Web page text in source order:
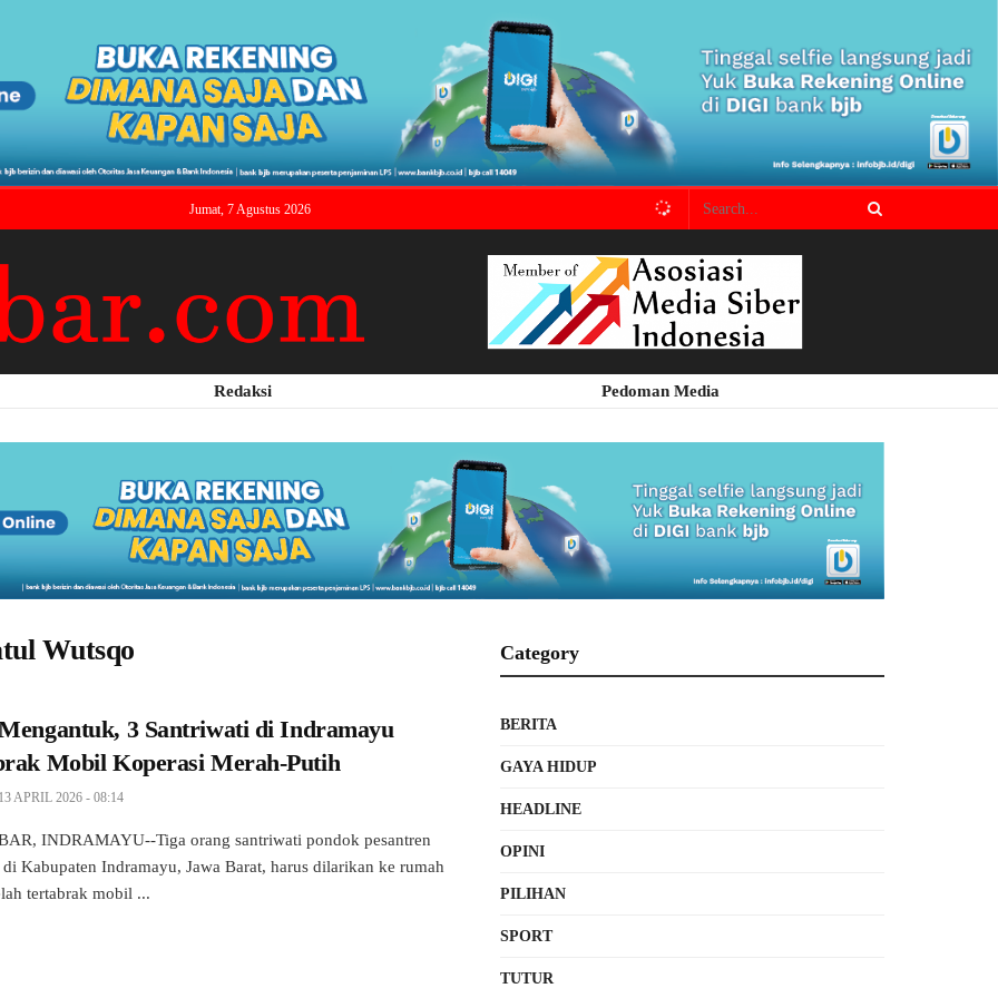
Jumat, 7 Agustus 2026
Redaksi Pedoman Media
Wutsqo
3 Santriwati di Indramayu
Mobil Koperasi Merah-Putih
APRIL 2026 - 08:14
INDRAMAYU--Tiga orang santriwati pondok pesantren
Kabupaten Indramayu, Jawa Barat, harus dilarikan ke rumah
tertabrak mobil ...
Category
BERITA
GAYA HIDUP
HEADLINE
OPINI
PILIHAN
SPORT
TUTUR